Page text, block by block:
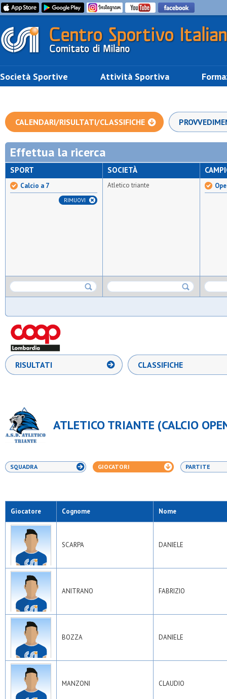
Società Sportive Attività Sportiva
CALENDARI/RISULTATI/CLASSIFICHE
Effettua la ricerca
SPORT
Calcio a 7
RIMUOVI
SOCIETÀ
Atletico triante
RISULTATI CLASSIFICHE
ATLETICO TRIANTE (CALCIO
SQUADRA GIOCATORI PARTITE
Giocatore Cognome Nome
SCARPA DANIELE
ANITRANO FABRIZIO
BOZZA DANIELE
MANZONI CLAUDIO